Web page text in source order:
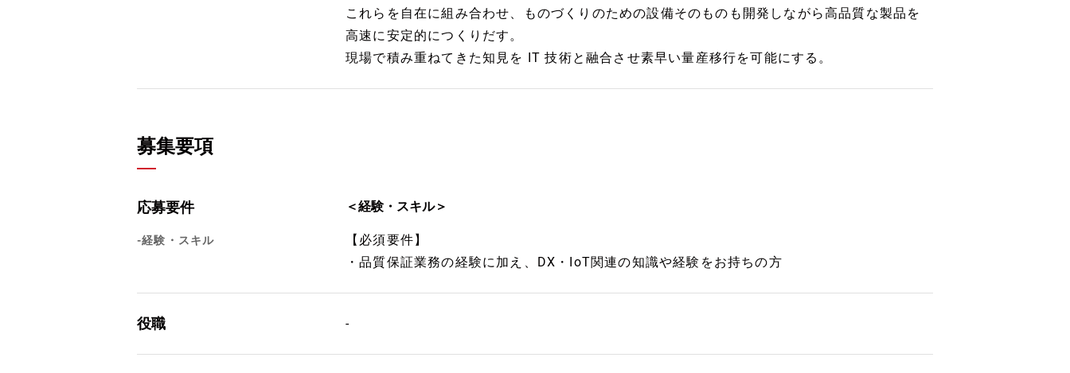
これらを自在に組み合わせ、ものづくりのための設備そのものも開発しながら高品質な製品を
高速に安定的につくりだす。
現場で積み重ねてきた知見を IT 技術と融合させ素早い量産移行を可能にする。
募集要項
応募要件
-経験・スキル
＜経験・スキル＞
【必須要件】
・品質保証業務の経験に加え、DX・IoT関連の知識や経験をお持ちの方
役職 -